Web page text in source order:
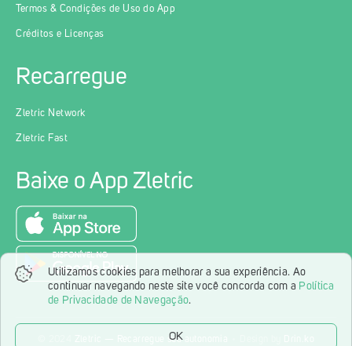
Termos & Condições de Uso do App
Créditos e Licenças
Recarregue
Zletric Network
Zletric Fast
Baixe o App Zletric
Zletric — Recarregue sua autonomia
Utilizamos cookies para melhorar a sua experiência. Ao
continuar navegando neste site você concorda com a Política
de Privacidade de Navegação.
OK